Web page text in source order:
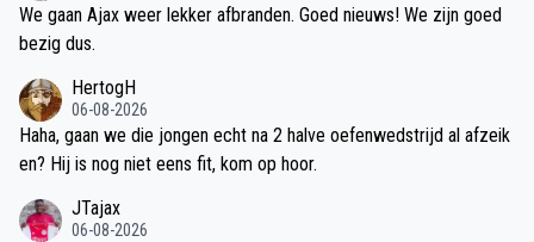
We gaan Ajax weer lekker afbranden. Goed nieuws! We zijn goed
bezig dus.
HertogH
06-08-2026
Haha, gaan we die jongen echt na 2 halve oefenwedstrijd al afzeik
en? Hij is nog niet eens fit, kom op hoor.
JTajax
06-08-2026